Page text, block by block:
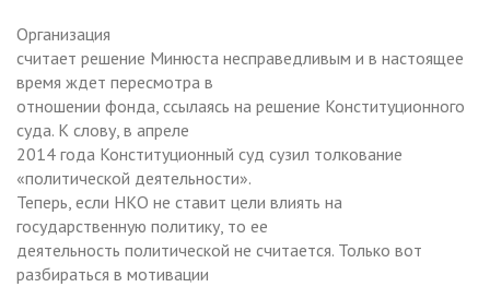
Организация
считает решение Минюста несправедливым и в настоящее
время ждет пересмотра в
отношении фонда, ссылаясь на решение Конституционного
суда. К слову, в апреле
2014 года Конституционный суд сузил толкование
«политической деятельности».
Теперь, если НКО не ставит цели влиять на
государственную политику, то ее
деятельность политической не считается. Только вот
разбираться в мотивации